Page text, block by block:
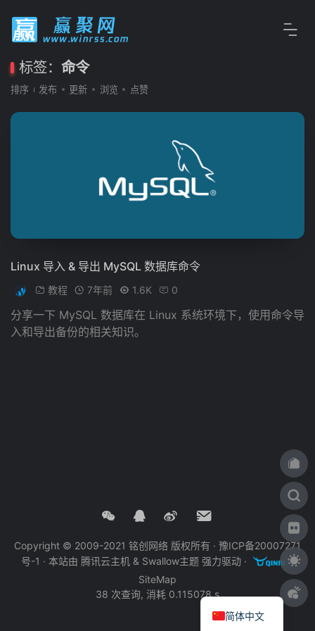
标签： 命令
排序 发布 更新 浏览 点赞
Linux 导入 & 导出 MySQL 数据库命令
教程 7年前 1.6K 0
分享一下 MySQL 数据库在 Linux 系统环境下，使用命令导
入和导出备份的相关知识。
Copyright © 2009-2021 铭创网络 版权所有 · 豫ICP备20007271
号-1 · 本站由 腾讯云主机 & Swallow主题 强力驱动 ·
·
SiteMap
38 次查询, 消耗 0.115078 s
简体中文